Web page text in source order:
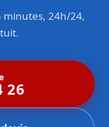
24h/24,
26